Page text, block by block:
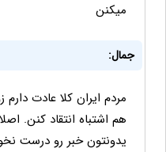
میکنن
جمال:
مردم ایران کلا عادت دارم
هم اشتباه انتقاد کنن.
یدونتون خبر رو درست